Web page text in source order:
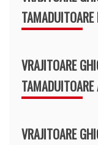
TAMADUITOARE
VRAJITOARE
VRAJITOARE